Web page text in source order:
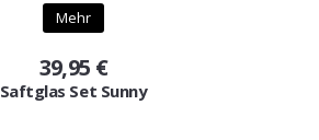
Mehr
39,95 €
Saftglas Set Sunny